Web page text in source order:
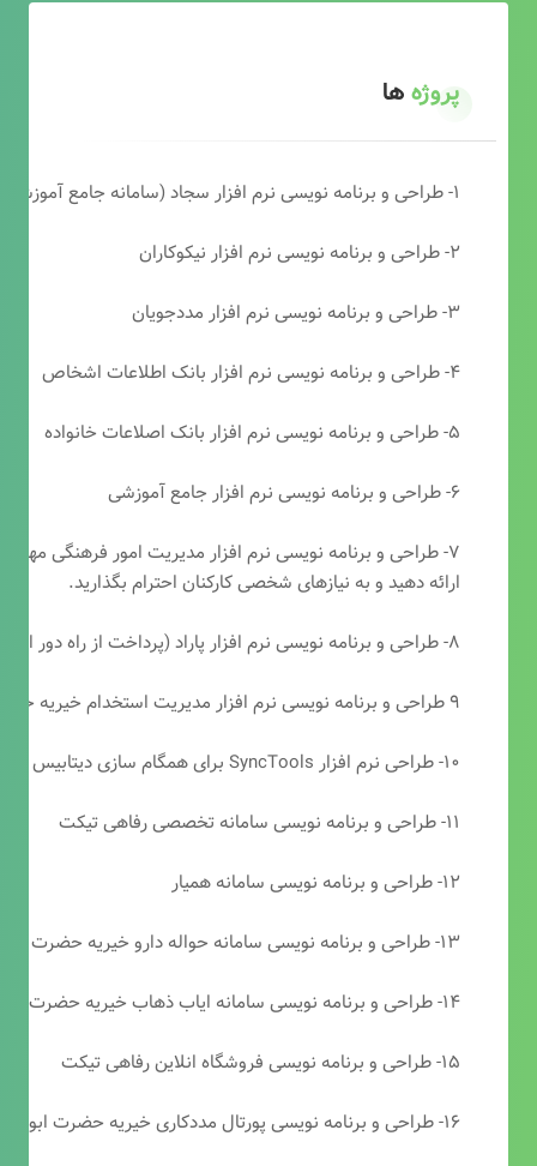
پروژهها
۱- طراحی و برنامه نویسی نرم افزار سجاد (سامانه جامع آموزشی دارالقرآن)
۲- طراحی و برنامه نویسی نرم افزار نیکوکاران
۳- طراحی و برنامه نویسی نرم افزار مددجویان
۴- طراحی و برنامه نویسی نرم افزار بانک اطلاعات اشخاص
۵- طراحی و برنامه نویسی نرم افزار بانک اصلاعات خانواده
۶- طراحی و برنامه نویسی نرم افزار جامع آموزشی
۷- طراحی و برنامه نویسی نرم افزار مدیریت امور فرهنگی
ارائه دهید و به نیازهای شخصی کارکنان احترام بگذارید.
۸- طراحی و برنامه نویسی نرم افزار پاراد (پرداخت از راه دور انجمن مددکاری امام زمان(عج))
۹ طراحی و برنامه نویسی نرم افزار مدیریت استخدام خیریه حضرت ابوالفضل (ع)
۱۰- طراحی نرم افزار SyncTools برای همگام سازی دیتابیس های SQL Server
۱۱- طراحی و برنامه نویسی سامانه تخصصی رفاهی تیکت
۱۲- طراحی و برنامه نویسی سامانه همیار
۱۳- طراحی و برنامه نویسی سامانه حواله دارو خیریه حضرت ابوالفضل (ع)
۱۴- طراحی و برنامه نویسی سامانه ایاب ذهاب خیریه حضرت ابوالفضل (ع)
۱۵- طراحی و برنامه نویسی فروشگاه انلاین رفاهی تیکت
۱۶- طراحی و برنامه نویسی پورتال مددکاری خیریه حضرت ابوالفضل (ع)